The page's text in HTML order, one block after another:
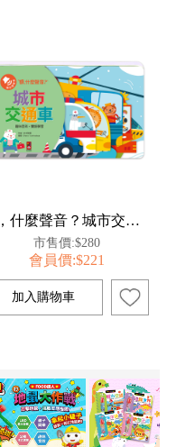
聽，什麼聲音？城市交通車
市售價:$280
會員價:$221